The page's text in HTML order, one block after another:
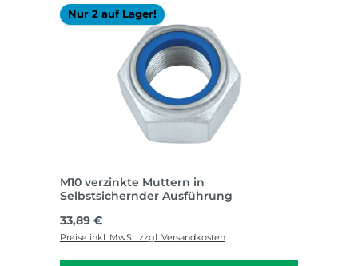
Nur 2 auf Lager!
M10 verzinkte Muttern in
Selbstsichernder Ausführung
Regulärer Preis:
33,89 €
Preise inkl. MwSt. zzgl. Versandkosten